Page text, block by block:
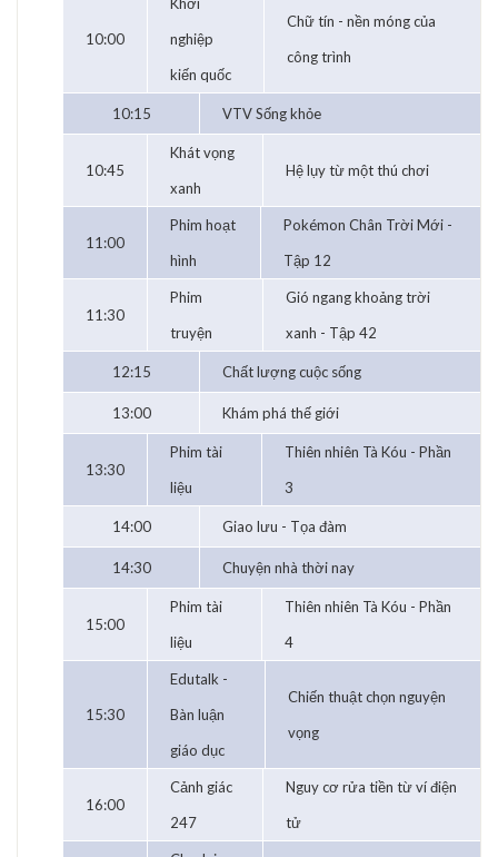
10:00
Khởi
nghiệp
kiến quốc
Chữ tín - nền móng của
công trình
10:15 VTV Sống khỏe
10:45
Khát vọng
xanh
Hệ lụy từ một thú chơi
11:00
Phim hoạt
hình
Pokémon Chân Trời Mới -
Tập 12
11:30
Phim
truyện
Gió ngang khoảng trời
xanh - Tập 42
12:15 Chất lượng cuộc sống
13:00 Khám phá thế giới
13:30
Phim tài
liệu
Thiên nhiên Tà Kóu - Phần
3
14:00 Giao lưu - Tọa đàm
14:30 Chuyện nhà thời nay
15:00
Phim tài
liệu
Thiên nhiên Tà Kóu - Phần
4
15:30
Edutalk -
Bàn luận
giáo dục
Chiến thuật chọn nguyện
vọng
16:00
Cảnh giác
247
Nguy cơ rửa tiền từ ví điện
tử